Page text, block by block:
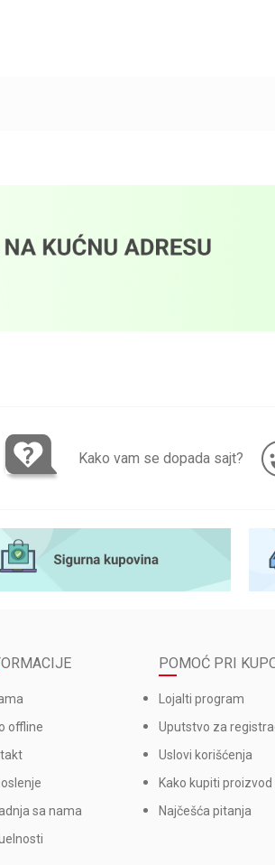
Kako vam se dopada sajt?
offline
sa nama
POMOĆ PRI
Lojalti program
Uputstvo za
Uslovi korišćenja
Kako kupiti proizvod
Najčešća pitanja